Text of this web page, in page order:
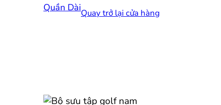
Quay trở lại cửa hàng
Quần Dài